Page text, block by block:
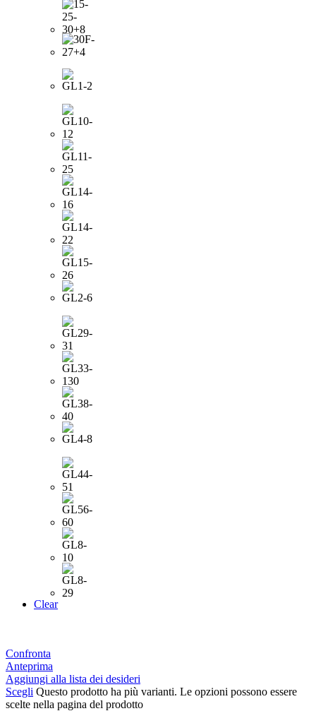
Clear
Confronta
Anteprima
Aggiungi alla lista dei desideri
Scegli Questo prodotto ha più varianti. Le opzioni possono essere
scelte nella pagina del prodotto